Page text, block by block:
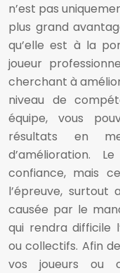
n’est pas
plus grand
qu’elle est à la
joueur
cherchant à
niveau de
équipe, vous
résultats en
d’amélioration.
confiance, mais
l’épreuve, surtout
causée par le
qui rendra difficile
ou collectifs. Afin
vos joueurs ou